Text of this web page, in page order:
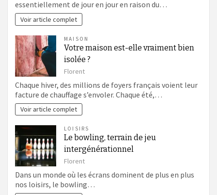
essentiellement de jour en jour en raison du…
Voir article complet
MAISON
Votre maison est-elle vraiment bien
isolée ?
Florent
Chaque hiver, des millions de foyers français voient leur
facture de chauffage s’envoler. Chaque été,…
Voir article complet
LOISIRS
Le bowling, terrain de jeu
intergénérationnel
Florent
Dans un monde où les écrans dominent de plus en plus
nos loisirs, le bowling…